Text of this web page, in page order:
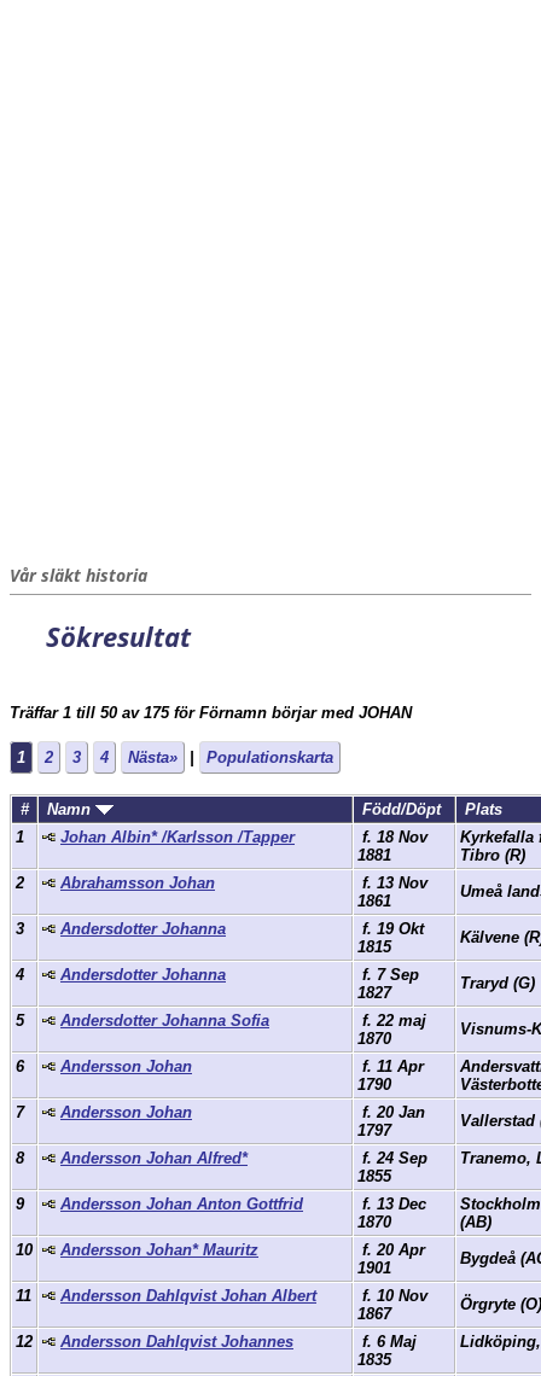
Vår släkt historia
Sökresultat
Träffar 1 till 50 av 175 för Förnamn börjar med JOHAN
1 2 3 4 Nästa» Populationskarta
# Namn Född/Döpt
Plats
1
Johan Albin* /Karlsson /Tapper
f. 18 Nov
1881
Kyrkefalla
Tibro (R)
2
Abrahamsson Johan
f. 13 Nov
1861
Umeå
3 Andersdotter Johanna
f. 19 Okt
1815
Kälvene
4 Andersdotter Johanna
f. 7 Sep
1827
Traryd (G)
5 Andersdotter Johanna Sofia
f. 22 maj
1870
Visnums-
6 Andersson Johan
f. 11 Apr
1790
7
Andersson Johan
f. 20 Jan
1797
Vallerstad
8 Andersson Johan Alfred*
f. 24 Sep
1855
Tranemo,
9 Andersson Johan Anton Gottfrid
f. 13 Dec
1870
(AB)
10
Andersson Johan* Mauritz
f. 20 Apr
1901
Bygdeå
11 Andersson Dahlqvist Johan Albert
f. 10 Nov
1867
Örgryte
12 Andersson Dahlqvist Johannes
f. 6 Maj
1835